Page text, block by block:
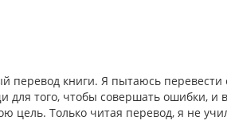
перевод книги. Я пытаюсь
для того, чтобы совершать ошибки,
цель. Только читая перевод, я не